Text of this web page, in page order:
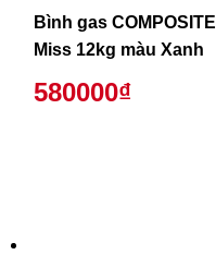
Bình gas COMPOSITE
Miss 12kg màu Xanh
580000₫